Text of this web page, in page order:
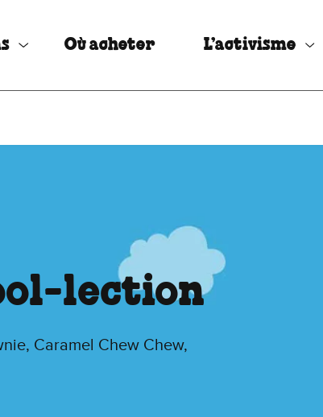
Où acheter L’activisme
lection
Caramel Chew Chew,